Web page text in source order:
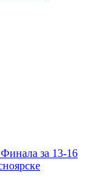
за 13-16